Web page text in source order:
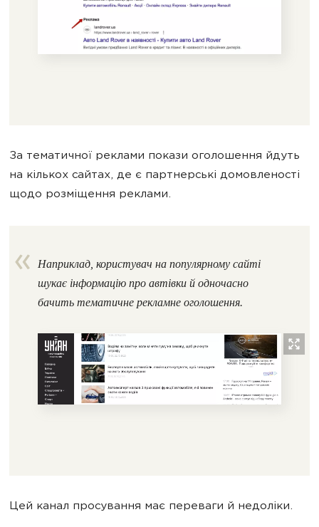
За тематичної реклами покази оголошення йдуть
на кількох сайтах, де є партнерські домовленості
щодо розміщення реклами.
Наприклад, користувач на популярному сайті
шукає інформацію про автівки й одночасно
бачить тематичне рекламне оголошення.
Цей канал просування має переваги й недоліки.